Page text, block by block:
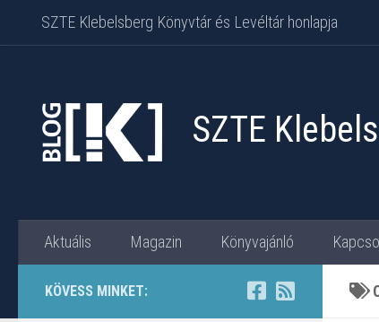
Skip to content
SZTE Klebelsberg Könyvtár és Levéltár honlapja
SZTE
Aktuális Magazin Könyvajánló
KÖVESS MINKET: